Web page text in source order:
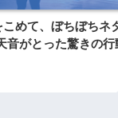
こめて、ぼちぼちネ
音がとった驚きの行